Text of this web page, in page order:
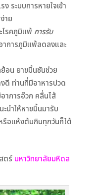
ระบบการหายใจเข้า
าย
โรคภูมิแพ้ การรับ
าการภูมิแพ้ลดลงและ
อน ยาขมิ้นชันช่วย
ดี ท่านที่มีอาหารปวด
าการอ๊วก คลื่นไส้
นำให้หาขมิ้นมารับ
รือแห้งต้มกินทุกวันก็ได้
ตร์ มหาวิทยาลัยมหิดล